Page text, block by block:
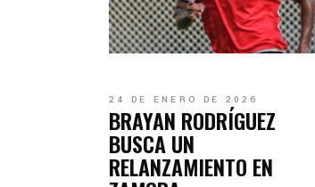
24 DE ENERO DE 2026
BRAYAN RODRÍGUEZ
BUSCA UN
RELANZAMIENTO EN